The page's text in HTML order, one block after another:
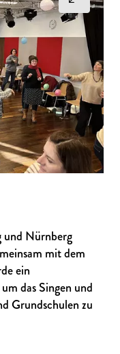
und Nürnberg
mit dem
ein
das Singen und
Grundschulen zu